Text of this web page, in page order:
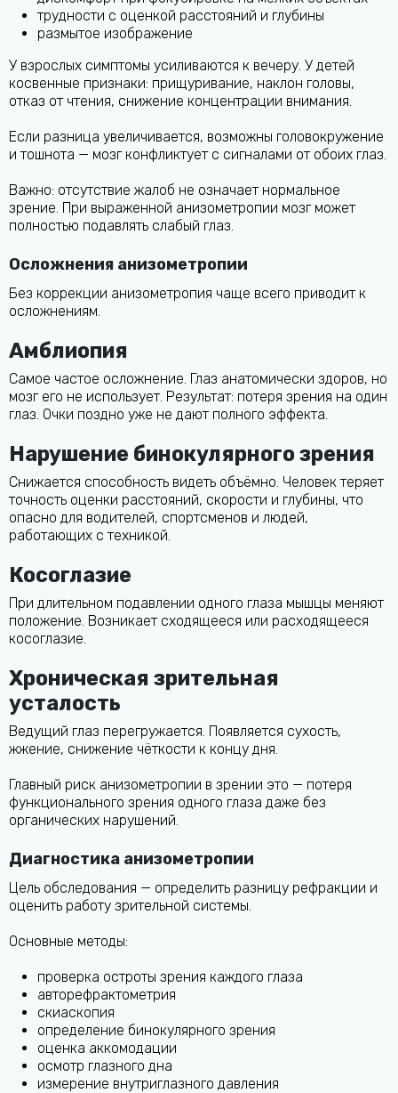
трудности с оценкой расстояний и глубины
размытое изображение
У взрослых симптомы усиливаются к вечеру. У детей
косвенные признаки: прищуривание, наклон головы,
отказ от чтения, снижение концентрации внимания.
Если разница увеличивается, возможны головокружение
и тошнота — мозг конфликтует с сигналами от обоих глаз.
Важно: отсутствие жалоб не означает нормальное
зрение. При выраженной анизометропии мозг может
полностью подавлять слабый глаз.
Осложнения анизометропии
Без коррекции анизометропия чаще всего приводит к
осложнениям.
Амблиопия
Самое частое осложнение. Глаз анатомически здоров, но
мозг его не использует. Результат: потеря зрения на один
глаз. Очки поздно уже не дают полного эффекта.
Нарушение бинокулярного зрения
Снижается способность видеть объёмно. Человек теряет
точность оценки расстояний, скорости и глубины, что
опасно для водителей, спортсменов и людей,
работающих с техникой.
Косоглазие
При длительном подавлении одного глаза мышцы меняют
положение. Возникает сходящееся или расходящееся
косоглазие.
Хроническая зрительная
усталость
Ведущий глаз перегружается. Появляется сухость,
жжение, снижение чёткости к концу дня.
Главный риск анизометропии в зрении это — потеря
функционального зрения одного глаза даже без
органических нарушений.
Диагностика анизометропии
Цель обследования — определить разницу рефракции и
оценить работу зрительной системы.
Основные методы:
проверка остроты зрения каждого глаза
авторефрактометрия
скиаскопия
определение бинокулярного зрения
оценка аккомодации
осмотр глазного дна
измерение внутриглазного давления